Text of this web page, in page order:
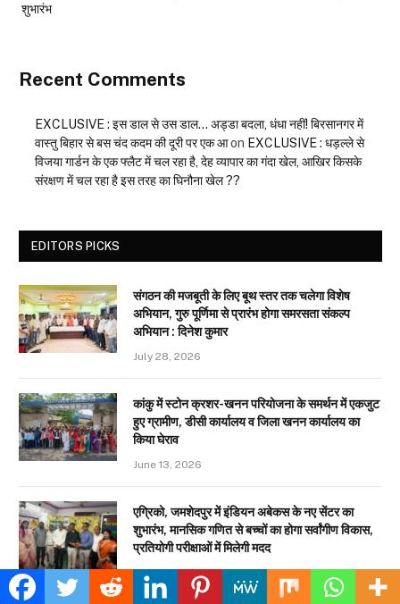
शुभारंभ
Recent Comments
EXCLUSIVE : इस डाल से उस डाल… अड्डा बदला, धंधा नहीं! बिरसानगर में
वास्तु बिहार से बस चंद कदम की दूरी पर एक आon EXCLUSIVE : धड़ल्ले से
विजया गार्डन के एक फ्लैट में चल रहा है, देह व्यापार का गंदा खेल, आखिर किसके
संरक्षण में चल रहा है इस तरह का घिनौना खेल ??
EDITORS PICKS
संगठन की मजबूती के लिए बूथ स्तर तक चलेगा विशेष
अभियान, गुरु पूर्णिमा से प्रारंभ होगा समरसता संकल्प
अभियान : दिनेश कुमार
July 28, 2026
कांकु में स्टोन क्रशर-खनन परियोजना के समर्थन में एकजुट
हुए ग्रामीण, डीसी कार्यालय व जिला खनन कार्यालय का
किया घेराव
June 13, 2026
एग्रिको, जमशेदपुर में इंडियन अबेकस के नए सेंटर का
शुभारंभ, मानसिक गणित से बच्चों का होगा सर्वांगीण विकास,
प्रतियोगी परीक्षाओं में मिलेगी मदद
April 20, 2026